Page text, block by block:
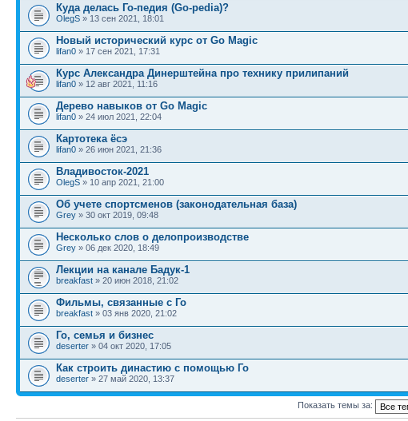
Куда делась Го-педия (Go-pedia)?
OlegS » 13 сен 2021, 18:01
Новый исторический курс от Go Magic
lifan0 » 17 сен 2021, 17:31
Курс Александра Динерштейна про технику прилипаний
lifan0 » 12 авг 2021, 11:16
Дерево навыков от Go Magic
lifan0 » 24 июл 2021, 22:04
Картотека ёсэ
lifan0 » 26 июн 2021, 21:36
Владивосток-2021
OlegS » 10 апр 2021, 21:00
Об учете спортсменов (законодательная база)
Grey » 30 окт 2019, 09:48
Несколько слов о делопроизводстве
Grey » 06 дек 2020, 18:49
Лекции на канале Бадук-1
breakfast » 20 июн 2018, 21:02
Фильмы, связанные с Го
breakfast » 03 янв 2020, 21:02
Го, семья и бизнес
deserter » 04 окт 2020, 17:05
Как строить династию с помощью Го
deserter » 27 май 2020, 13:37
Показать темы за: